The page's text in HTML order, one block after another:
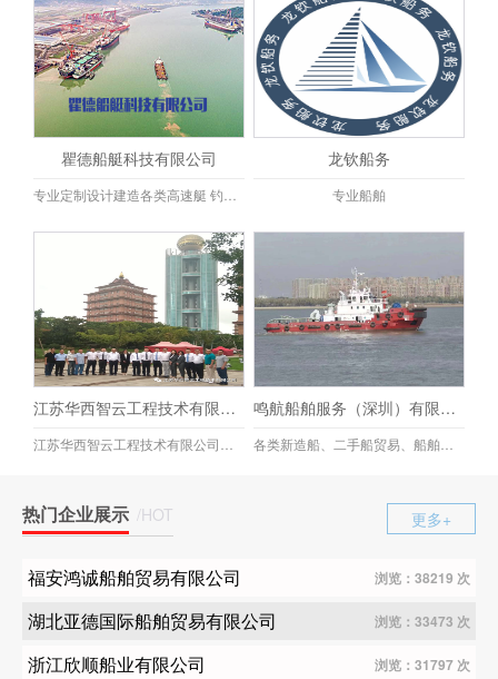
瞿德船艇科技有限公司 龙钦船务
专业船舶
江苏华西智云工程技术有限公司 鸣航船舶服务（深圳）有限公司
热门企业展示 /HOT 更多+
福安鸿诚船舶贸易有限公司 浏览：38219 次
湖北亚德国际船舶贸易有限公司 浏览：33473 次
浙江欣顺船业有限公司 浏览：31797 次